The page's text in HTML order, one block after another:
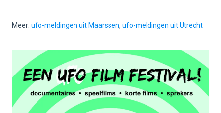
Meer: ufo-meldingen uit Maarssen, ufo-meldingen uit Utrecht